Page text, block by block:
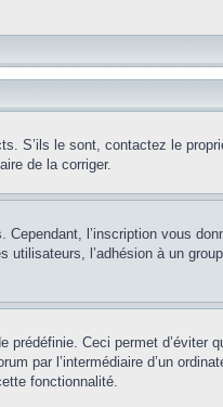
S’ils le sont, contactez le
de la corriger.
l’inscription vous
l’adhésion à un
Ceci permet d’éviter
par l’intermédiaire d’un
fonctionnalité.